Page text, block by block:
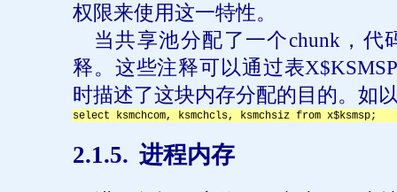
权限来使用这一特性。
当共享池分配了一个chunk ，代
释。这些注释可以通过表
时描述了这块内存分配的目的。如
select ksmchcom, ksmchcls, ksmchsiz from x$ksmsp;
2.1.5. 进程内存